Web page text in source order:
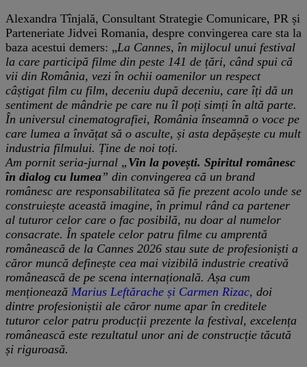
Alexandra Tînjală, Consultant Strategie Comunicare, PR și
Parteneriate Jidvei Romania, despre convingerea care sta la
baza acestui demers: „La Cannes, în mijlocul unui festival
la care participă filme din peste 141 de țări, când spui că
vii din România, vezi în ochii oamenilor un respect
câștigat film cu film, deceniu după deceniu, care îți dă un
sentiment de mândrie pe care nu îl poți simți în altă parte.
În universul cinematografiei, România înseamnă o voce pe
care lumea a învățat să o asculte, și asta depășește cu mult
industria filmului. Ține de noi toți.
Am pornit seria-jurnal „ Vin la povești. Spiritul românesc
în dialog cu lumea” din convingerea că un brand
românesc are responsabilitatea să fie prezent acolo unde se
construiește această imagine, în primul rând ca partener
al tuturor celor care o fac posibilă, nu doar al numelor
consacrate. În spatele celor patru filme cu amprentă
românească de la Cannes 2026 stau sute de profesioniști a
căror muncă definește cea mai vizibilă industrie creativă
românească de pe scena internațională. Așa cum
menționează Marius Leftărache și Carmen Rizac, doi
dintre profesioniștii ale căror nume apar în creditele
tuturor celor patru producții prezente la festival, excelența
românească este rezultatul unor ani de construcție tăcută
și riguroasă.